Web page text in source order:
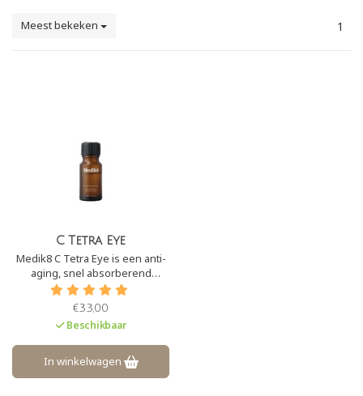
Meest bekeken 1
C Tetra Eye
Medik8 C Tetra Eye is een anti-
aging, snel absorberend
oogserum. Dit Medik8
oogproduct verzacht fijne
lijntjes en rimpels en verheldert
de huid onder de ogen. Door
de toevoeging van vitamine C
en E is het een sterke
antioxidant.
€33,00
Beschikbaar
In winkelwagen